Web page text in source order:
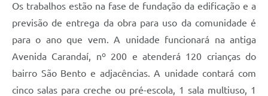
Os trabalhos estão na fase de fundação da edificação e a
previsão de entrega da obra para uso da comunidade é
para o ano que vem. A unidade funcionará na antiga
Avenida Carandaí, nº 200 e atenderá 120 crianças do
bairro São Bento e adjacências. A unidade contará com
cinco salas para creche ou pré-escola, 1 sala multiuso, 1